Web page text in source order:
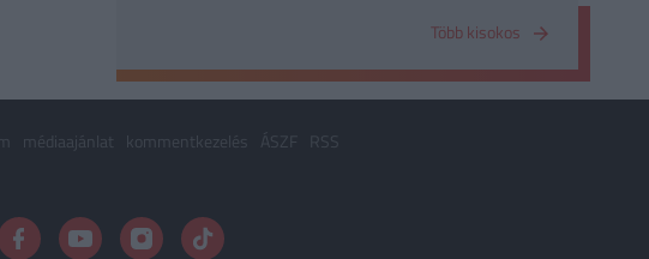
Több kisokos
médiaajánlat kommentkezelés ÁSZF RSS